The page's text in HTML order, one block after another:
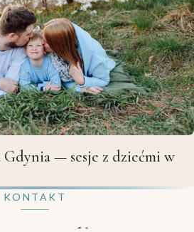
— sesje z dziećmi w
sesję dla Twojej